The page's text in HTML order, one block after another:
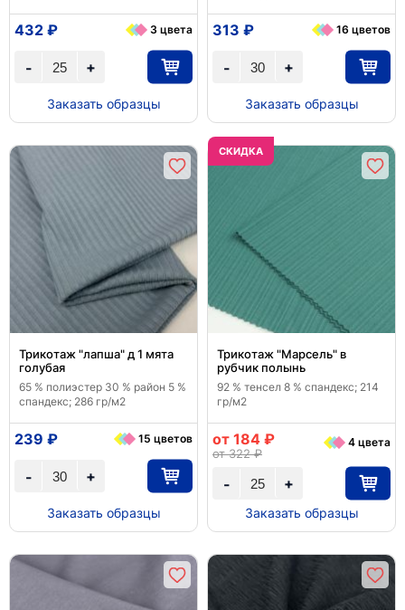
+
-
432 ₽ 3 цвета
Заказать образцы
+
-
313 ₽ 16 цветов
Заказать образцы
Трикотаж "лапша" д 1 мята
голубая
65 % полиэстер 30 % район 5 %
спандекс; 286 гр/м2
+
-
239 ₽ 15 цветов
Заказать образцы
CКИДКА
Трикотаж "Марсель" в
рубчик полынь
92 % тенсел 8 % спандекс; 214
гр/м2
+
-
от 184 ₽
от 322 ₽
4 цвета
Заказать образцы